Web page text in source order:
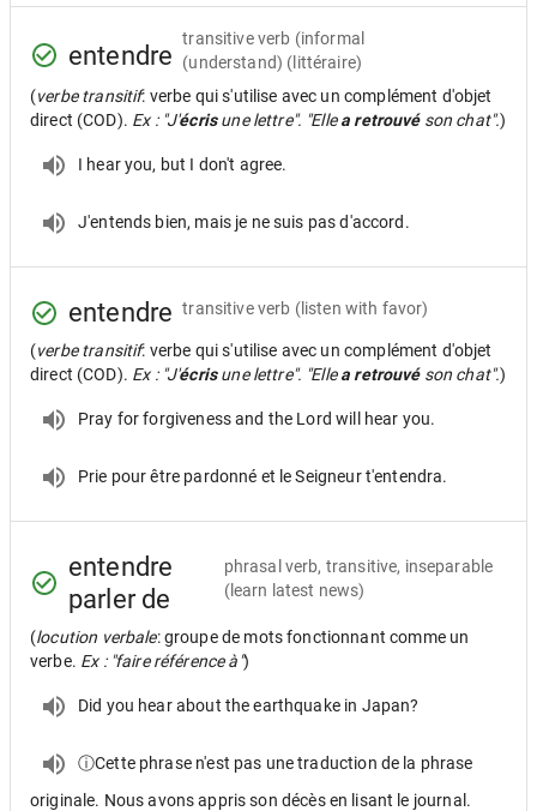
entendre
transitive verb (informal
(understand) (littéraire)
(verbe transitif: verbe qui s'utilise avec un complément d'objet
direct (COD). Ex : "J'écrisune lettre". "Ellea retrouvéson chat".)
I hear you, but I don't agree.
J'entends bien, mais je ne suis pas d'accord.
entendre transitive verb (listen with favor)
(verbe transitif: verbe qui s'utilise avec un complément d'objet
direct (COD). Ex : "J'écrisune lettre". "Ellea retrouvéson chat".)
Pray for forgiveness and the Lord will hear you.
Prie pour être pardonné et le Seigneur t'entendra.
entendre
parler de
phrasal verb, transitive, inseparable
(learn latest news)
(locution verbale: groupe de mots fonctionnant comme un
verbe. Ex : "faire référence à")
Did you hear about the earthquake in Japan?
ⓘCette phrase n'est pas une traduction de la phrase
originale. Nous avons appris son décès en lisant le journal.